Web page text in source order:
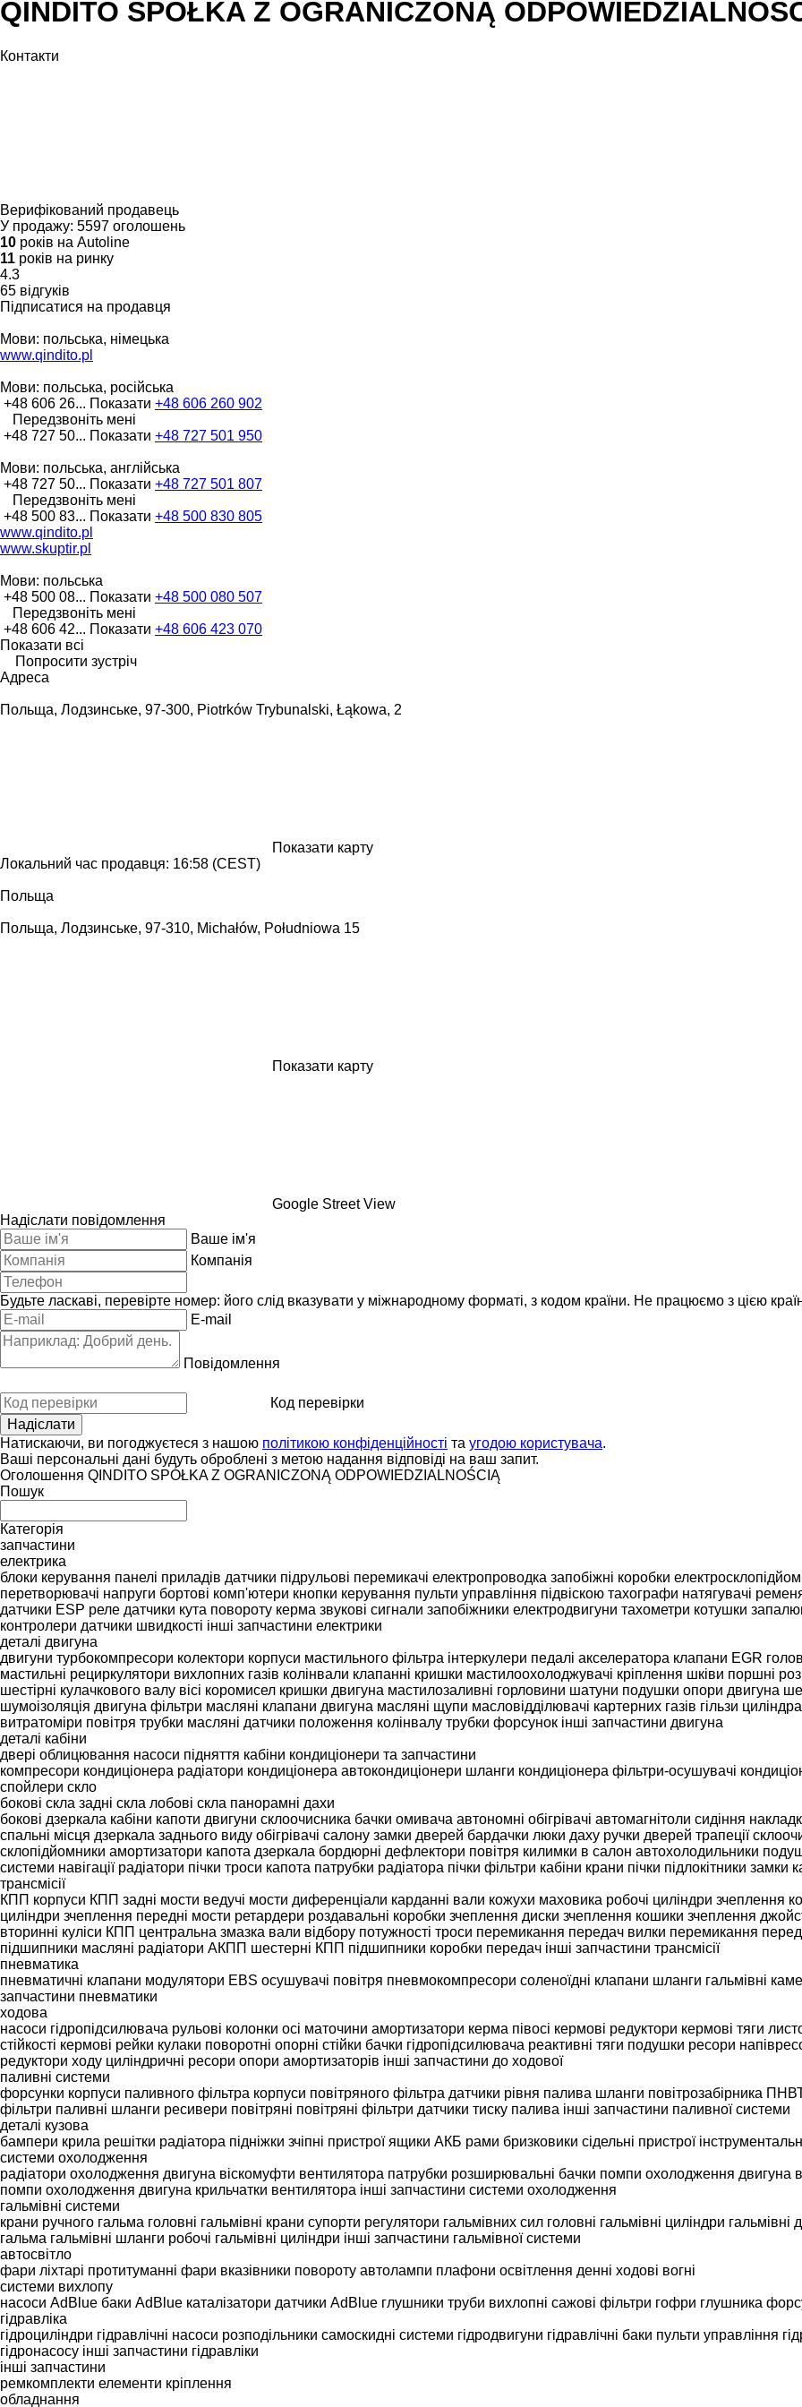
QINDITO SPÓŁKA Z OGRANICZONĄ
Контакти
Верифікований продавець
У продажу: 5597 оголошень
10 років на Autoline
11 років на ринку
4.3
65 відгуків
Підписатися на продавця
Мови: польська, німецька
www.qindito.pl
Мови: польська, російська
+48 606 26... Показати +48 606 260 902
Передзвоніть мені
+48 727 50... Показати +48 727 501 950
Мови: польська, англійська
+48 727 50... Показати +48 727 501 807
Передзвоніть мені
+48 500 83... Показати +48 500 830 805
www.qindito.pl
www.skuptir.pl
Мови: польська
+48 500 08... Показати +48 500 080 507
Передзвоніть мені
+48 606 42... Показати +48 606 423 070
Показати всі
Попросити зустріч
Адреса
Польща, Лодзинське, 97-300, Piotrków Trybunalski, Łąkowa, 2
Показати карту
Локальний час продавця: 16:58 (CEST)
Польща
Польща, Лодзинське, 97-310, Michałów, Południowa 15
Показати карту
Google Street View
Надіслати повідомлення
Ваше ім'я
Компанія
Будьте ласкаві, перевірте номер: його слід вказувати у міжнародному форматі, з кодом країни. Не працюємо з цією
E-mail
Повідомлення
Код перевірки
Натискаючи, ви погоджуєтеся з нашою політикою конфіденційності та угодою користувача.
Ваші персональні дані будуть оброблені з метою надання відповіді на ваш запит.
Оголошення QINDITO SPÓŁKA Z OGRANICZONĄ ODPOWIEDZIALNOŚCIĄ
Пошук
Категорія
запчастини
електрика
блоки керування панелі приладів датчики підрульові перемикачі електропроводка запобіжні коробки
перетворювачі напруги бортові комп'ютери кнопки керування пульти управління підвіскою тахографи натягувачі
датчики ESP реле датчики кута повороту керма звукові сигнали запобіжники електродвигуни тахометри котушки
контролери датчики швидкості інші запчастини електрики
деталі двигуна
двигуни турбокомпресори колектори корпуси мастильного фільтра інтеркулери педалі акселератора клапани EGR
мастильні рециркулятори вихлопних газів колінвали клапанні кришки мастилоохолоджувачі кріплення шківи поршні
шестірні кулачкового валу вісі коромисел кришки двигуна мастилозаливні горловини шатуни подушки опори двигуна
шумоізоляція двигуна фільтри масляні клапани двигуна масляні щупи масловідділювачі картерних газів гільзи циліндра
витратоміри повітря трубки масляні датчики положення колінвалу трубки форсунок інші запчастини двигуна
деталі кабіни
двері облицювання насоси підняття кабіни кондиціонери та запчастини
компресори кондиціонера радіатори кондиціонера автокондиціонери шланги кондиціонера фільтри-осушувачі
спойлери скло
бокові скла задні скла лобові скла панорамні дахи
бокові дзеркала кабіни капоти двигуни склоочисника бачки омивача автономні обігрівачі автомагнітоли сидіння
спальні місця дзеркала заднього виду обігрівачі салону замки дверей бардачки люки даху ручки дверей трапеції
склопідйомники амортизатори капота дзеркала бордюрні дефлектори повітря килимки в салон автохолодильники
системи навігації радіатори пічки троси капота патрубки радіатора пічки фільтри кабіни крани пічки підлокітники замки
трансмісії
КПП корпуси КПП задні мости ведучі мости диференціали карданні вали кожухи маховика робочі циліндри зчеплення
циліндри зчеплення передні мости ретардери роздавальні коробки зчеплення диски зчеплення кошики зчеплення
вторинні куліси КПП центральна змазка вали відбору потужності троси перемикання передач вилки перемикання
підшипники масляні радіатори АКПП шестерні КПП підшипники коробки передач інші запчастини трансмісії
пневматика
пневматичні клапани модулятори EBS осушувачі повітря пневмокомпресори соленоїдні клапани шланги гальмівні
запчастини пневматики
ходова
насоси гідропідсилювача рульові колонки осі маточини амортизатори керма півосі кермові редуктори кермові тяги
стійкості кермові рейки кулаки поворотні опорні стійки бачки гідропідсилювача реактивні тяги подушки ресори
редуктори ходу циліндричні ресори опори амортизаторів інші запчастини до ходової
паливні системи
форсунки корпуси паливного фільтра корпуси повітряного фільтра датчики рівня палива шланги повітрозабірника
фільтри паливні шланги ресивери повітряні повітряні фільтри датчики тиску палива інші запчастини паливної системи
деталі кузова
бампери крила решітки радіатора підніжки зчіпні пристрої ящики АКБ рами бризковики сідельні пристрої
системи охолодження
радіатори охолодження двигуна віскомуфти вентилятора патрубки розширювальні бачки помпи охолодження двигуна
помпи охолодження двигуна крильчатки вентилятора інші запчастини системи охолодження
гальмівні системи
крани ручного гальма головні гальмівні крани супорти регулятори гальмівних сил головні гальмівні циліндри гальмівні
гальма гальмівні шланги робочі гальмівні циліндри інші запчастини гальмівної системи
автосвітло
фари ліхтарі протитуманні фари вказівники повороту автолампи плафони освітлення денні ходові вогні
системи вихлопу
насоси AdBlue баки AdBlue каталізатори датчики AdBlue глушники труби вихлопні сажові фільтри гофри глушника
гідравліка
гідроциліндри гідравлічні насоси розподільники самоскидні системи гідродвигуни гідравлічні баки пульти управління
гідронасосу інші запчастини гідравліки
інші запчастини
ремкомплекти елементи кріплення
обладнання